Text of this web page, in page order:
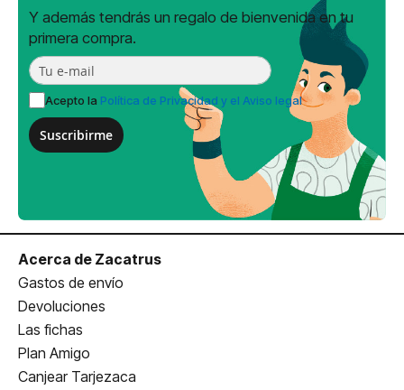
Y además tendrás un regalo de bienvenida en tu
primera compra.
Acepto la Política de Privacidad y el Aviso legal
Suscribirme
Acerca de Zacatrus
Gastos de envío
Devoluciones
Las fichas
Plan Amigo
Canjear Tarjezaca